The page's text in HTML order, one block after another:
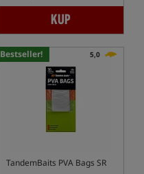
KUP
Bestseller! 5,0
TandemBaits PVA Bags SR